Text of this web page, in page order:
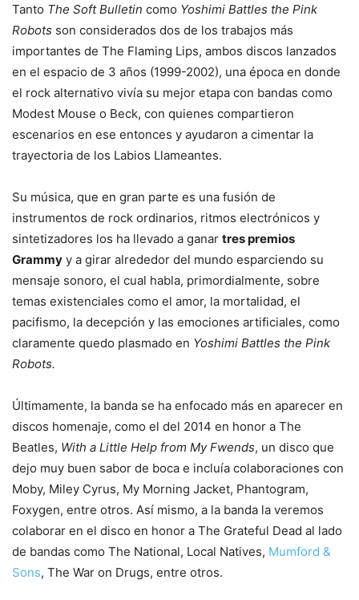
Tanto The Soft Bulletin como Yoshimi Battles the Pink
Robots son considerados dos de los trabajos más
importantes de The Flaming Lips, ambos discos lanzados
en el espacio de 3 años (1999-2002), una época en donde
el rock alternativo vivía su mejor etapa con bandas como
Modest Mouse o Beck, con quienes compartieron
escenarios en ese entonces y ayudaron a cimentar la
trayectoria de los Labios Llameantes.
Su música, que en gran parte es una fusión de
instrumentos de rock ordinarios, ritmos electrónicos y
sintetizadores los ha llevado a ganar tres premios
Grammy y a girar alrededor del mundo esparciendo su
mensaje sonoro, el cual habla, primordialmente, sobre
temas existenciales como el amor, la mortalidad, el
pacifismo, la decepción y las emociones artificiales, como
claramente quedo plasmado en Yoshimi Battles the Pink
Robots.
Últimamente, la banda se ha enfocado más en aparecer en
discos homenaje, como el del 2014 en honor a The
Beatles, With a Little Help from My Fwends, un disco que
dejo muy buen sabor de boca e incluía colaboraciones con
Moby, Miley Cyrus, My Morning Jacket, Phantogram,
Foxygen, entre otros. Así mismo, a la banda la veremos
colaborar en el disco en honor a The Grateful Dead al lado
de bandas como The National, Local Natives, Mumford &
Sons, The War on Drugs, entre otros.